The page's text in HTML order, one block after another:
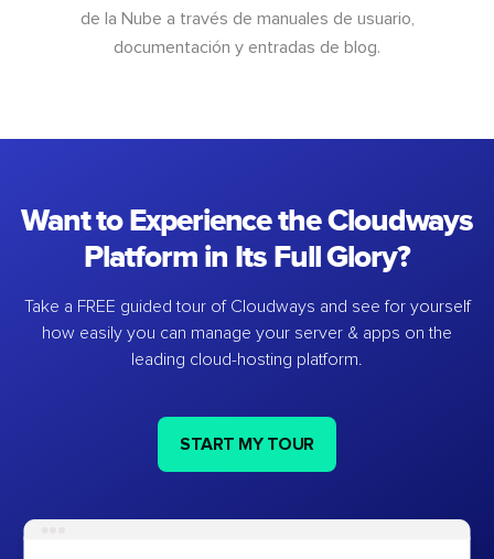
de la Nube a través de manuales de usuario,
documentación y entradas de blog.
Want to Experience the Cloudways
Platform in Its Full Glory?
Take a FREE guided tour of Cloudways and see for yourself
how easily you can manage your server & apps on the
leading cloud-hosting platform.
START MY TOUR